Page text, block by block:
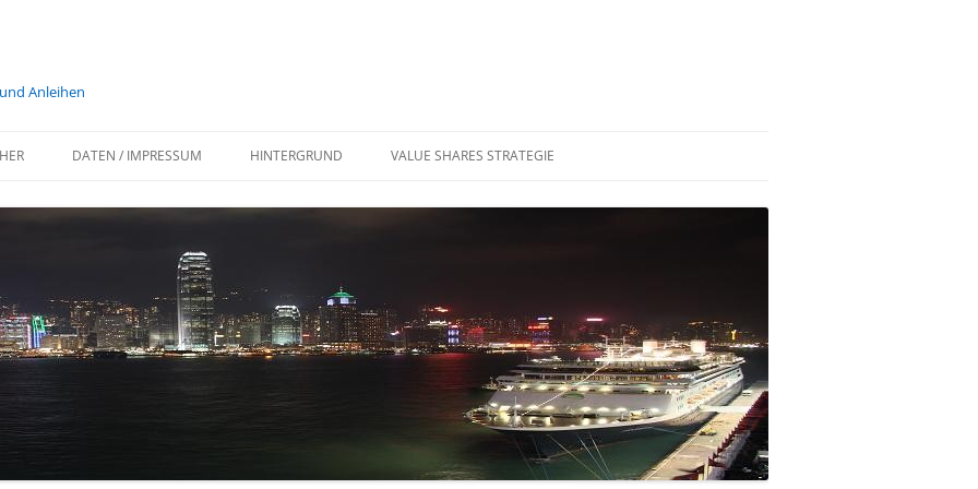
Anleihen
DATEN / IMPRESSUM HINTERGRUND VALUE SHARES STRATEGIE